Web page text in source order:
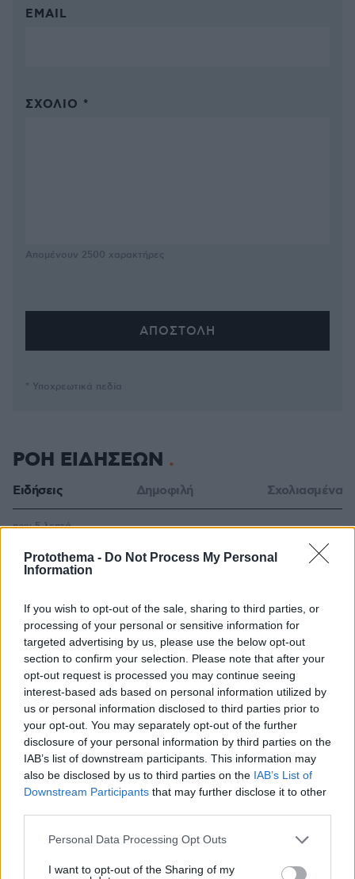
Protothema - Do Not Process My Personal
Information
If you wish to opt-out of the sale, sharing to third parties, or
processing of your personal or sensitive information for
targeted advertising by us, please use the below opt-out
section to confirm your selection. Please note that after your
opt-out request is processed you may continue seeing
interest-based ads based on personal information utilized by
us or personal information disclosed to third parties prior to
your opt-out. You may separately opt-out of the further
disclosure of your personal information by third parties on the
IAB’s list of downstream participants. This information may
also be disclosed by us to third parties on the IAB’s List of
Downstream Participants that may further disclose it to other
Please note that this website/app uses one or more Google
not limited to your visit or usage behaviour. You may click to
Personal Data Processing Opt Outs
I want to opt-out of the Sharing of my
EMAIL
ΣΧΌΛΙΟ *
Απομένουν 2500 χαρακτήρες
* Υποχρεωτικά πεδία
ΡΟΗ ΕΙΔΗΣΕΩΝ
Ειδήσεις Δημοφιλή Σχολιασμένα
Πώς θα καταλάβετε αν ασκείτε παθητική επιθετικότητα
στη σχέση σας
πριν 5 λεπτά
Μπαρκολά, ζητούν 150 οι πρωταθλητές Ευρώπης
3 αξεσουάρ του μπάνιου που δεν πρέπει να
μοιραζόμαστε με ξένους
πριν 9 λεπτά
Εφετείο έκρινε παράνομη την κατασκευή της νέας
αίθουσας χορού του Τραμπ στον Λευκό Οίκο
πριν 12 λεπτά
Νηστεία Δεκαπενταύγουστου: 20 μελωμένα φαγητά
κατσαρόλας
πριν 15 λεπτά
σύμβουλο, Γρηγόρη Δημητριάδη, δείτε την επίσημη
πριν 17 λεπτά